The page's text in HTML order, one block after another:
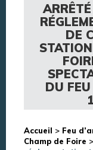
DE
DU
Accueil > Feu
Champ de Foire >